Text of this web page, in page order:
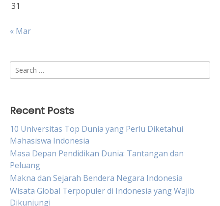
31
« Mar
Search
for:
Recent Posts
10 Universitas Top Dunia yang Perlu Diketahui
Mahasiswa Indonesia
Masa Depan Pendidikan Dunia: Tantangan dan
Peluang
Makna dan Sejarah Bendera Negara Indonesia
Wisata Global Terpopuler di Indonesia yang Wajib
Dikunjungi